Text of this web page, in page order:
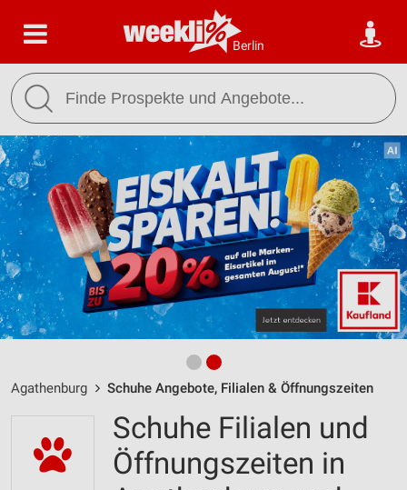
Berlin
Agathenburg Schuhe Angebote, Filialen & Öffnungszeiten
Schuhe Filialen und
Öffnungszeiten in